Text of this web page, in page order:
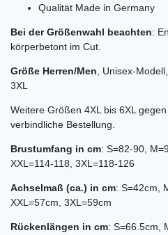
Qualität Made in Germany
Bei der Größenwahl beachten:
körperbetont im Cut.
Größe Herren/Men, Unisex-
3XL
Weitere Größen 4XL bis 6XL
verbindliche Bestellung.
Brustumfang in cm: S=82-90,
XXL=114-118, 3XL=118-126
Achselmaß (ca.) in cm: S=42cm,
XXL=57cm, 3XL=59cm
Rückenlängen in cm: S=66.5cm,